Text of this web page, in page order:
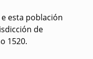
esta población
de
1520.